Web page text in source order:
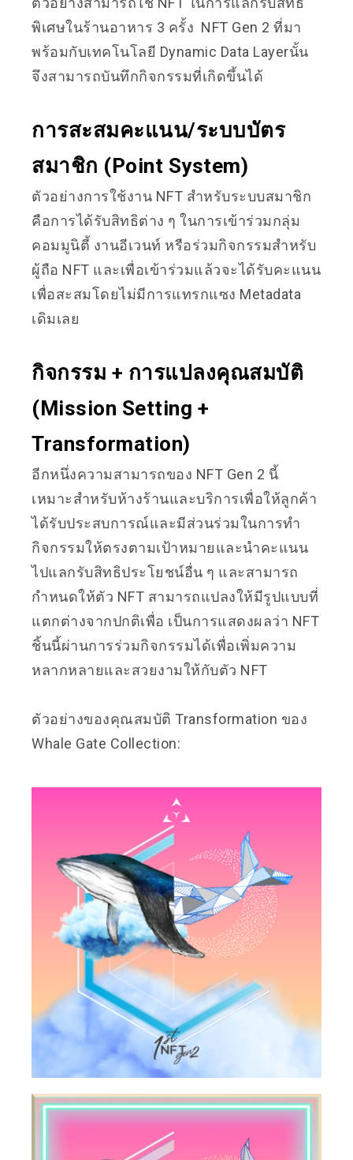
พิเศษในร้านอาหาร 3 ครั้ง NFT Gen 2 ที่มา
พร้อมกับเทคโนโลยี Dynamic Data Layerนั้น
จึงสามารถบันทึกกิจกรรมที่เกิดขึ้นได้
การสะสมคะแนน/ระบบบัตร
สมาชิก (Point System)
ตัวอย่างการใช้งาน NFT สำหรับระบบสมาชิก
คือการได้รับสิทธิต่าง ๆ ในการเข้าร่วมกลุ่ม
คอมมูนิตี้ งานอีเวนท์ หรือร่วมกิจกรรมสำหรับ
ผู้ถือ NFT และเพื่อเข้าร่วมแล้วจะได้รับคะแนน
เพื่อสะสมโดยไม่มีการแทรกแซง Metadata
เดิมเลย
กิจกรรม + การแปลงคุณสมบัติ
(Mission Setting +
Transformation)
อีกหนึ่งความสามารถของ NFT Gen 2 นี้
เหมาะสำหรับห้างร้านและบริการเพื่อให้ลูกค้า
ได้รับประสบการณ์และมีส่วนร่วมในการทำ
กิจกรรมให้ตรงตามเป้าหมายและนำคะแนน
ไปแลกรับสิทธิประโยชน์อื่น ๆ และสามารถ
กำหนดให้ตัว NFT สามารถแปลงให้มีรูปแบบที่
แตกต่างจากปกติเพื่อ เป็นการแสดงผลว่า NFT
ชิ้นนี้ผ่านการร่วมกิจกรรมได้เพื่อเพิ่มความ
หลากหลายและสวยงามให้กับตัว NFT
ตัวอย่างของคุณสมบัติ Transformation ของ
Whale Gate Collection: